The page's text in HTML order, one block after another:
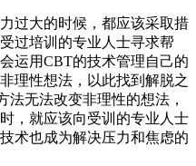
过大的时候，都应该采取措
过培训的专业人士寻求帮
运用CBT的技术管理自己的
理性想法，以此找到解脱之
法无法改变非理性的想法，
，就应该向受训的专业人士
术也成为解决压力和焦虑的